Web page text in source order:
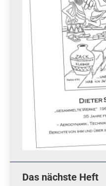
Das nächste Heft